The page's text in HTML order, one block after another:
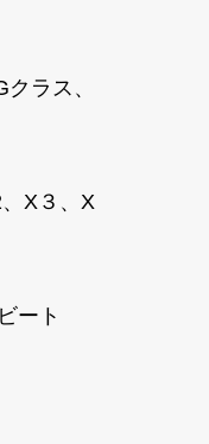
ラス、
X３、X
ート